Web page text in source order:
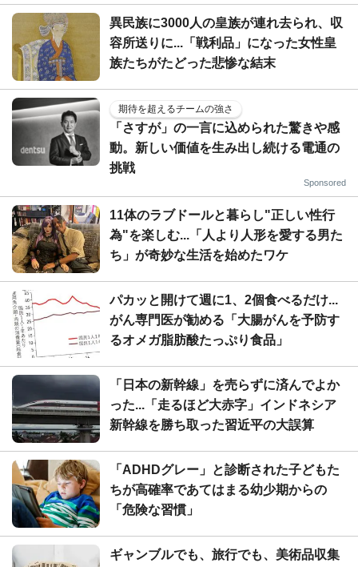
異民族に3000人の皇族が連れ去られ、収
容所送りに...「戦利品」になった女性皇
族たちがたどった悲惨な結末
期待を超えるチームの強さ
「さすが」の一言に込められた驚きや感
動。新しい価値を生み出し続ける電通の
挑戦
Sponsored
11体のラブドールと暮らし"正しい性行
為"を楽しむ...「人より人形を愛する男た
ち」が奇妙な生活を始めたワケ
パカッと開けて週に1、2個食べるだけ...
がん専門医が勧める「大腸がんを予防す
るオメガ脂肪酸たっぷり食品」
「日本の新幹線」を売らずに済んでよか
った...「走るほど大赤字」インドネシア
新幹線を勝ち取った習近平の大誤算
「ADHDグレー」と診断された子どもた
ちが高確率であてはまる幼少期からの
「危険な習慣」
ギャンブルでも、旅行でも、美術品収集